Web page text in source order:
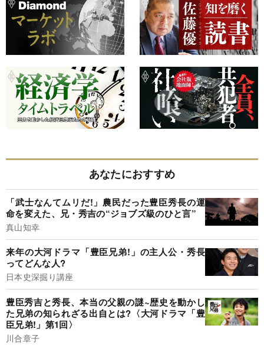
あなたにおすすめ
「武士なんてムリだ!」農民だった豊臣秀長の運
命を変えた、兄・秀吉の“ジョブズ級のひと言”
真山知幸
来年の大河ドラマ「豊臣兄弟!」の主人公・秀長
ってどんな人?
日本史深掘り講座
豊臣秀吉と秀長、本当の父親の謎~歴史を動かし
た兄弟の知られざる出自とは?〈大河ドラマ「豊
臣兄弟!」第1回〉
川合章子